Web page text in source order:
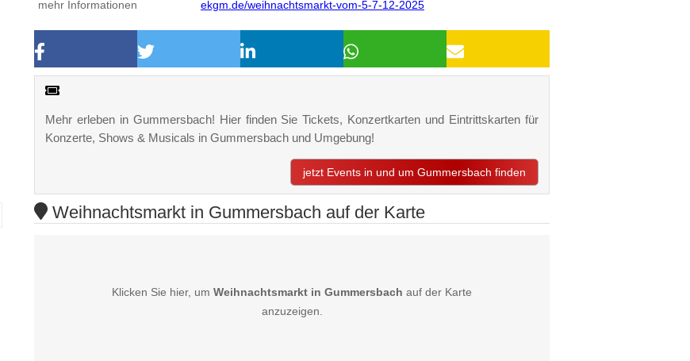
mehr Informationen ekgm.de/weihnachtsmarkt-vom-5-7-12-2025
Mehr erleben in Gummersbach! Hier finden Sie Tickets, Konzertkarten und Eintrittskarten für
Konzerte, Shows & Musicals in Gummersbach und Umgebung!
jetzt Events in und um Gummersbach finden
Weihnachtsmarkt in Gummersbach auf der Karte
Klicken Sie hier, um Weihnachtsmarkt in Gummersbach auf der Karte
anzuzeigen.